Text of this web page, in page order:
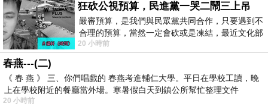
狂砍公視預算，民進黨一哭二鬧三上吊
嚴審預算，是我們與民眾黨共同合作，只要遇到不
合理的預算，當然一定會砍或是凍結，最近文化部
要編列公視和Taiwan plus預算，在110年
20 小時前
春燕---(二)
《 春 燕 》 三、你們唱戲的 春燕考進輔仁大學。平日在學校工讀，晚
上在學校附近的餐廳當外場。寒暑假白天到鎮公所幫忙整理文件
20 小時前